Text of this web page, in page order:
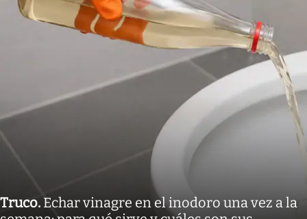
Truco. Echar vinagre en el inodoro una vez a la